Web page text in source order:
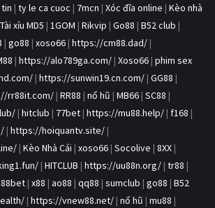
| ty le ca cuoc | 7mcn | Xóc đĩa online | Kèo nhà
Tài xỉu MD5 | 1GOM | Rikvip | Go88 | B52 club |
| go88 | xoso66 | https://cm88.dad/ |
| https://alo789ga.com/ | Xoso66 | phim sex
| https://sunwin19.cn.com/ | GG88 |
rr88it.com/ | RR88 | nổ hũ | MB66 | SC88 |
| hitclub | 77bet | https://mu88.help/ | f168 |
| https://hoiquantv.site/ |
| Kèo Nhà Cái | xoso66 | Socolive | 8XX |
| HITCLUB | https://uu88n.org/ | tr88 |
88bet | x88 | ao88 | qq88 | sumclub | go88 | B52
| https://vnew88.net/ | nổ hũ | mu88 |